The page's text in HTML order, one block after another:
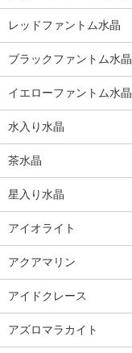
レッドファントム水晶
ブラックファントム水晶
イエローファントム水晶
水入り水晶
茶水晶
星入り水晶
アイオライト
アクアマリン
アイドクレース
アズロマラカイト